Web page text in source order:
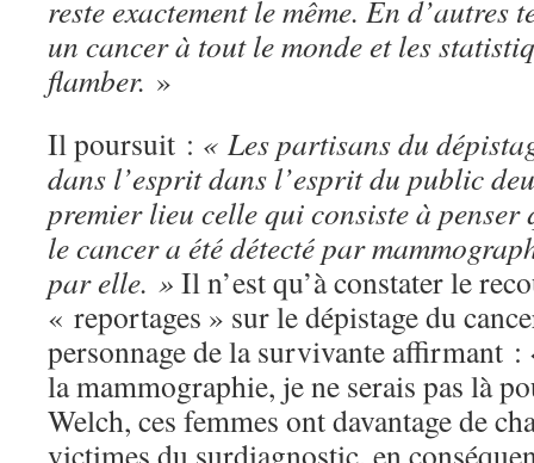
reste exactement le même. En d’autres
un cancer à tout le monde et les
flamber. »
Il poursuit : « Les partisans du
dans l’esprit dans l’esprit du public
premier lieu celle qui consiste à penser
le cancer a été détecté par
par elle. » Il n’est qu’à constater le
« reportages » sur le dépistage du
personnage de la survivante affirmant :
la mammographie, je ne serais pas là
Welch, ces femmes ont davantage de
victimes du surdiagnostic, en